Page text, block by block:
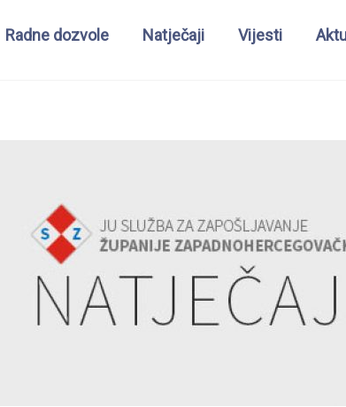
Radne dozvole Natječaji Vijesti